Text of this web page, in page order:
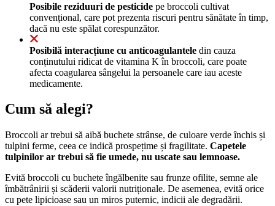
Posibile reziduuri de pesticide pe broccoli cultivat
convențional, care pot prezenta riscuri pentru sănătate în timp,
dacă nu este spălat corespunzător.
Posibilă interacțiune cu anticoagulantele din cauza
conținutului ridicat de vitamina K în broccoli, care poate
afecta coagularea sângelui la persoanele care iau aceste
medicamente.
Cum să alegi?
Broccoli ar trebui să aibă buchete strânse, de culoare verde închis și
tulpini ferme, ceea ce indică prospețime și fragilitate. Capetele
tulpinilor ar trebui să fie umede, nu uscate sau lemnoase.
Evită broccoli cu buchete îngălbenite sau frunze ofilite, semne ale
îmbătrânirii și scăderii valorii nutriționale. De asemenea, evită orice
cu pete lipicioase sau un miros puternic, indicii ale degradării.